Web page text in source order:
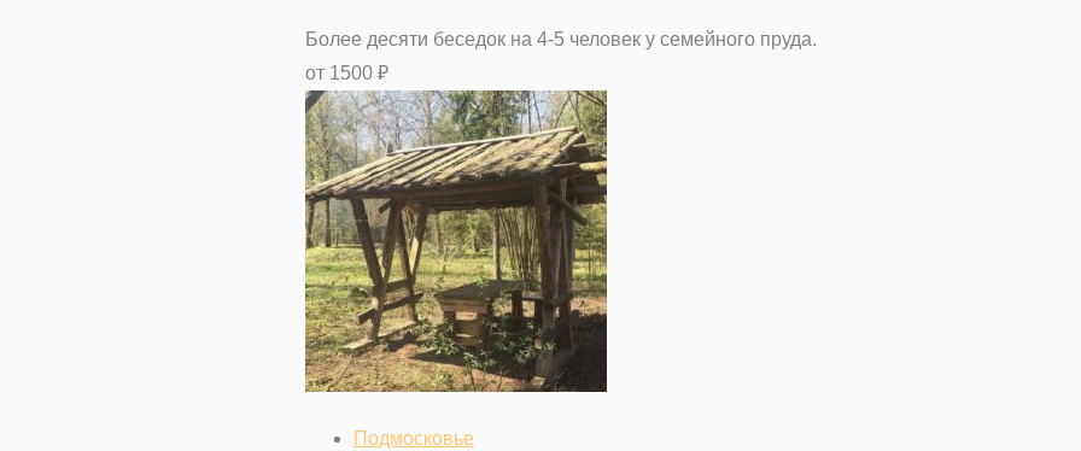
Более десяти беседок на 4-5 человек у семейного пруда.
от 1500 ₽
Подмосковье